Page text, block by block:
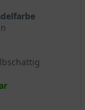
an
, zur
ist. Der